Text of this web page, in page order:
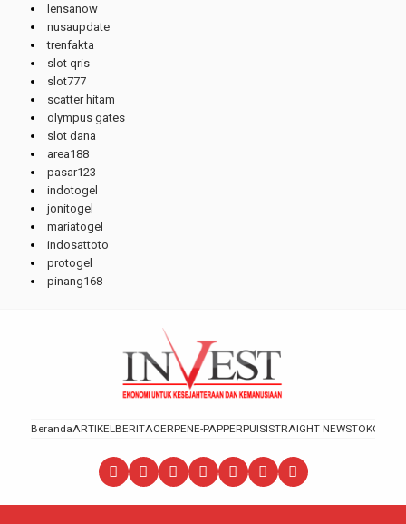
lensanow
nusaupdate
trenfakta
slot qris
slot777
scatter hitam
olympus gates
slot dana
area188
pasar123
indotogel
jonitogel
mariatogel
indosattoto
protogel
pinang168
BerandaARTIKELBERITACERPENE-PAPPERPUISISTRAIGHT NEWSTOKOH